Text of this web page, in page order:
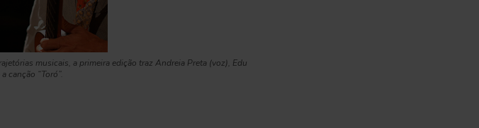
musicais, a primeira edição traz Andreia Preta (voz), Edu
canção “Toró”.